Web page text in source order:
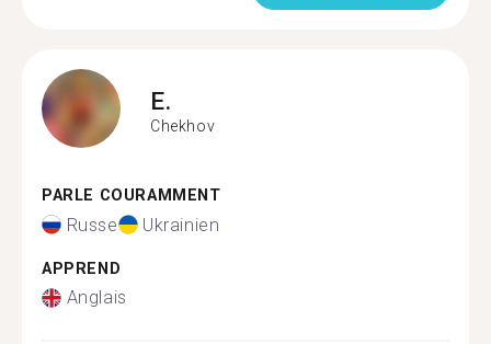
E.
Chekhov
PARLE COURAMMENT
Russe Ukrainien
APPREND
Anglais